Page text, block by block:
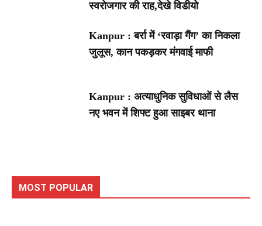
स्वरोजगार की राह,देखे विडीयो
Kanpur : बर्रा में ‘रवाड़ा गैंग’ का निकला
जुलूस, कान पकड़कर मंगवाई माफी
Kanpur : अत्याधुनिक सुविधाओं से लैस
नए भवन में शिफ्ट हुआ साइबर थाना
MOST POPULAR